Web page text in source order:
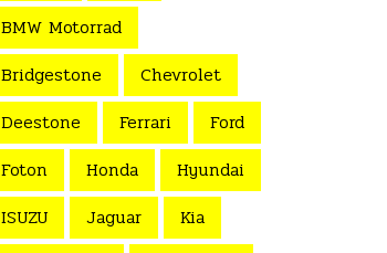
BMW Motorrad
Bridgestone
Chevrolet
Deestone
Ferrari
Ford
Foton
Honda
Hyundai
ISUZU
Jaguar
Kia